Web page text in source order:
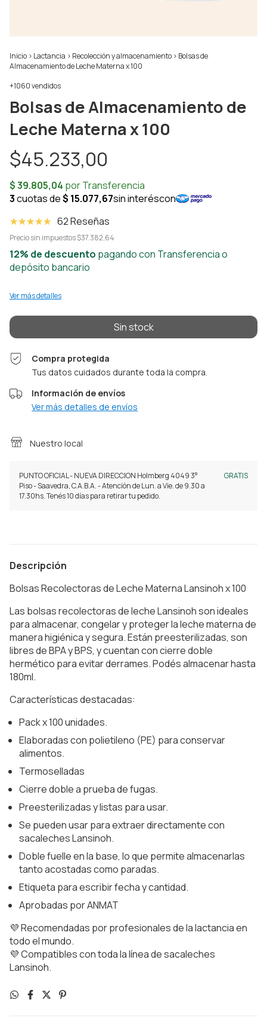
Inicio > Lactancia > Recolección y almacenamiento > Bolsas de
Almacenamiento de Leche Materna x 100
+1060 vendidos
Bolsas de Almacenamiento de
Leche Materna x 100
$45.233,00
62 Reseñas
Precio sin impuestos$37.382,64
12% de descuento pagando con Transferencia o
depósito bancario
Ver más detalles
Compra protegida
Tus datos cuidados durante toda la compra.
Información de envíos
Ver más detalles de envíos
Nuestro local
PUNTO OFICIAL - NUEVA DIRECCION Holmberg 4049 3°
Piso - Saavedra, C.A.B.A. - Atención de Lun. a Vie. de 9.30 a
17.30hs. Tenés 10 días para retirar tu pedido.
GRATIS
Descripción
Bolsas Recolectoras de Leche Materna Lansinoh x 100
Las bolsas recolectoras de leche Lansinoh son ideales
para almacenar, congelar y proteger la leche materna de
manera higiénica y segura. Están preesterilizadas, son
libres de BPA y BPS, y cuentan con cierre doble
hermético para evitar derrames. Podés almacenar hasta
180ml.
Características destacadas:
Pack x 100 unidades.
Elaboradas con polietileno (PE) para conservar
alimentos.
Termoselladas
Cierre doble a prueba de fugas.
Preesterilizadas y listas para usar.
Se pueden usar para extraer directamente con
sacaleches Lansinoh.
Doble fuelle en la base, lo que permite almacenarlas
tanto acostadas como paradas.
Etiqueta para escribir fecha y cantidad.
Aprobadas por ANMAT
💜 Recomendadas por profesionales de la lactancia en
todo el mundo.
💜 Compatibles con toda la línea de sacaleches
Lansinoh.